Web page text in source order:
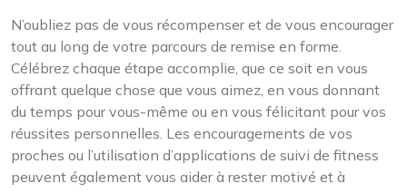
N’oubliez pas de vous récompenser et de vous encourager
tout au long de votre parcours de remise en forme.
Célébrez chaque étape accomplie, que ce soit en vous
offrant quelque chose que vous aimez, en vous donnant
du temps pour vous-même ou en vous félicitant pour vos
réussites personnelles. Les encouragements de vos
proches ou l’utilisation d’applications de suivi de fitness
peuvent également vous aider à rester motivé et à